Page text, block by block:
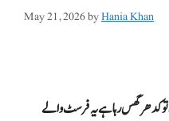
May 21, 2026byHania Khan
تو کدھر گھس رہا ہے یہ فرسٹ والے